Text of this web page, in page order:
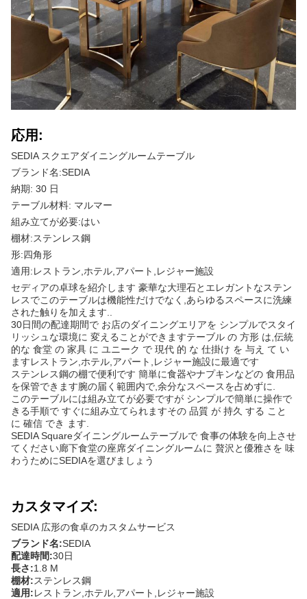
応用:
SEDIA スクエアダイニングルームテーブル
ブランド名:SEDIA
納期: 30 日
テーブル材料: マルマー
組み立てが必要:はい
棚材:ステンレス鋼
形:四角形
適用:レストラン,ホテル,アパート,レジャー施設
セディアの卓球を紹介します 豪華な大理石とエレガントなステン
レスでこのテーブルは機能性だけでなく,あらゆるスペースに洗練
された触りを加えます..
30日間の配達期間で お店のダイニングエリアを シンプルでスタイ
リッシュな環境に 変えることができますテーブル の 方形 は,伝統
的な 食堂 の 家具 に ユニーク で 現代 的 な 仕掛け を 与え て い
ますレストラン,ホテル,アパート,レジャー施設に最適です
ステンレス鋼の棚で便利です 簡単に食器やナプキンなどの 食用品
を保管できます腕の届く範囲内で,余分なスペースを占めずに.
このテーブルには組み立てが必要ですが シンプルで簡単に操作で
きる手順で すぐに組み立てられますその 品質 が 持久 する こと
に 確信 でき ます.
SEDIA Squareダイニングルームテーブルで 食事の体験を向上させ
てください廊下食堂の座席ダイニングルームに 贅沢と優雅さを 味
わうためにSEDIAを選びましょう
カスタマイズ:
SEDIA 広形の食卓のカスタムサービス
ブランド名:SEDIA
配達時間:30日
長さ:1.8 M
棚材:ステンレス鋼
適用:レストラン,ホテル,アパート,レジャー施設